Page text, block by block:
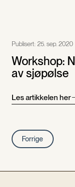
Publisert: 25. sep. 2020
Workshop:
av sjøpølse
Les artikkelen her
Forrige